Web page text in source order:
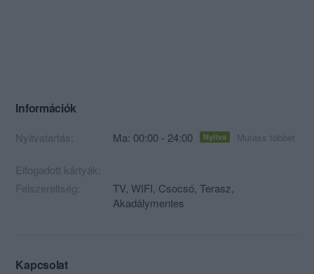
Információk
Nyitvatartás: Ma: 00:00 - 24:00 Nyitva Mutass többet
Elfogadott kártyák:
Felszereltség:
TV, WIFI, Csocsó, Terasz,
Akadálymentes
Kapcsolat